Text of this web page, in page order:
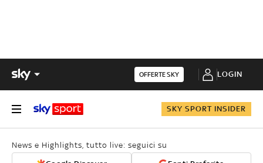
OFFERTE SKY LOGIN
SKY SPORT INSIDER
News e Highlights, tutto live: seguici su